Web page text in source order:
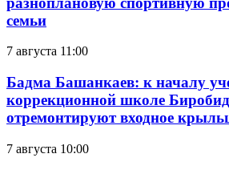
семьи
7 августа 11:00
Бадма Башанкаев: к началу
коррекционной школе
отремонтируют входное
7 августа 10:00